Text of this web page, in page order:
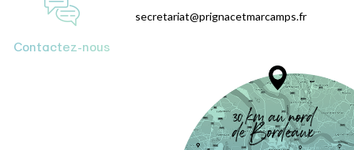
Contactez-nous
secretariat@prignacetmarcamps.fr